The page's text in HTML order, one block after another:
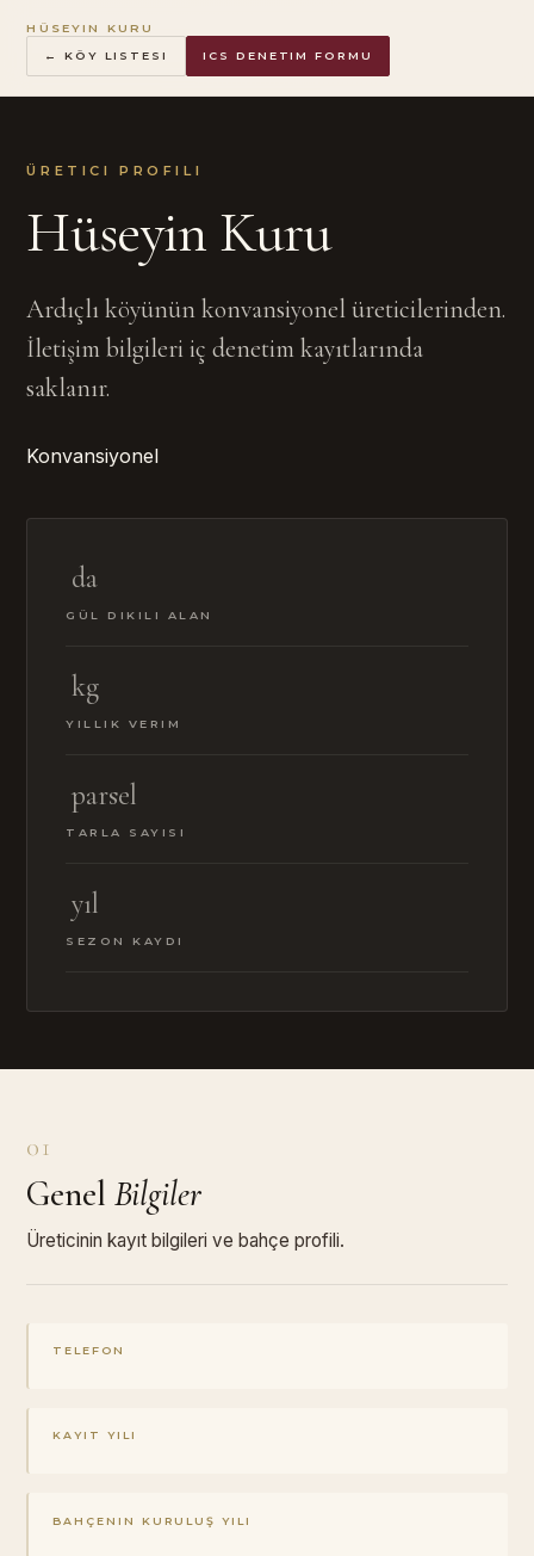
HÜSEYIN KURU
← KÖY LISTESI ICS DENETIM FORMU
ÜRETICI PROFILI
Hüseyin Kuru
Ardıçlı köyünün konvansiyonel üreticilerinden.
İletişim bilgileri iç denetim kayıtlarında
saklanır.
Konvansiyonel
da
GÜL DIKILI ALAN
kg
YILLIK VERIM
parsel
TARLA SAYISI
yıl
SEZON KAYDI
01
Genel Bilgiler
Üreticinin kayıt bilgileri ve bahçe profili.
TELEFON
KAYIT YILI
BAHÇENIN KURULUŞ YILI